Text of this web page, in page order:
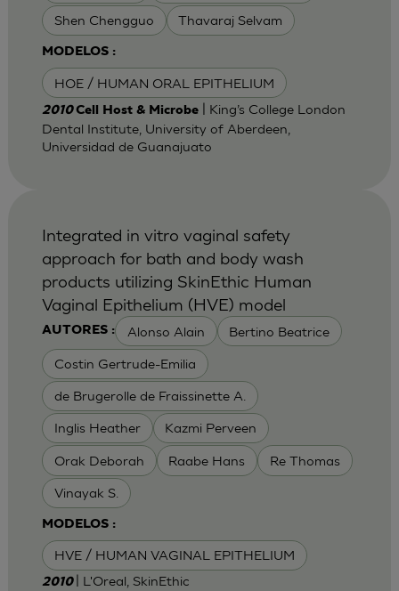
Shen Chengguo Thavaraj Selvam
MODELOS :
HOE / HUMAN ORAL EPITHELIUM
2010Cell Host & Microbe| King’s College London
Dental Institute, University of Aberdeen,
Universidad de Guanajuato
AUTORES : Alonso Alain Bertino Beatrice
Costin Gertrude-Emilia
de Brugerolle de Fraissinette A.
Inglis Heather Kazmi Perveen
Orak Deborah Raabe Hans Re Thomas
Vinayak S.
MODELOS :
HVE / HUMAN VAGINAL EPITHELIUM
Integrated in vitro vaginal safety
approach for bath and body wash
products utilizing SkinEthic Human
Vaginal Epithelium (HVE) model
2010 | L'Oreal, SkinEthic